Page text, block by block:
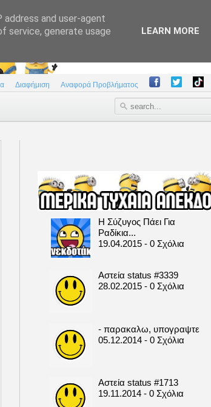
Διαφήμιση Αναφορά Προβλήματος
Η Σύζυγος Πάει Για
Ραδίκια...
19.04.2015 - 0 Σχόλια
Αστεία status #3339
28.02.2015 - 0 Σχόλια
- παρακαλω, υπογραψτε
05.12.2014 - 0 Σχόλια
Αστεία status #1713
19.11.2014 - 0 Σχόλια
and user-agent
service, generate usage
LEARN MORE